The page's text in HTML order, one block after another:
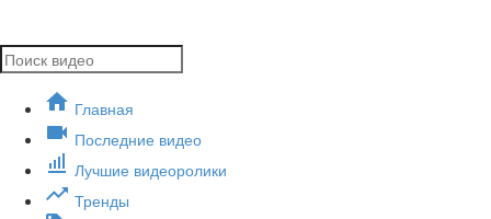
Главная
Последние видео
Лучшие видеоролики
Тренды